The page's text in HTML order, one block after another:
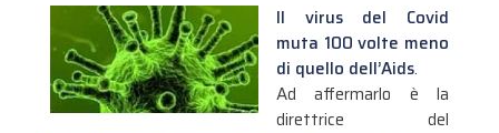
Il virus del Covid
muta 100 volte meno
di quello dell’Aids.
Ad affermarlo è la
direttrice del